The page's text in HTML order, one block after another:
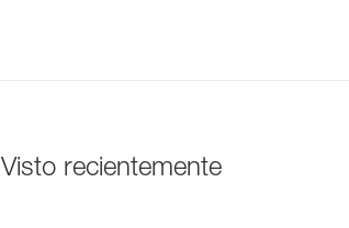
Visto recientemente